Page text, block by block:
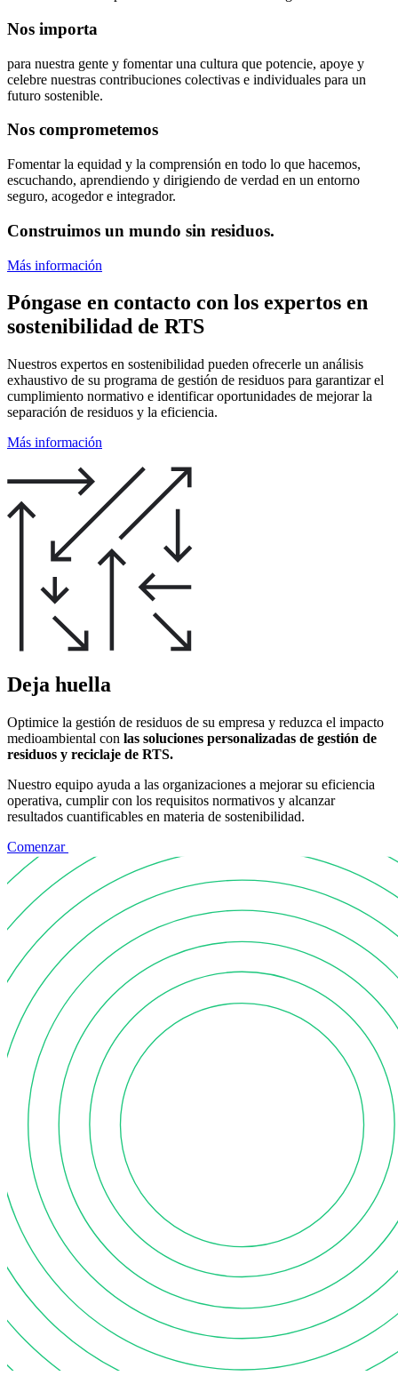
Nos importa
para nuestra gente y fomentar una cultura que potencie, apoye y
celebre nuestras contribuciones colectivas e individuales para un
futuro sostenible.
Nos comprometemos
Fomentar la equidad y la comprensión en todo lo que hacemos,
escuchando, aprendiendo y dirigiendo de verdad en un entorno
seguro, acogedor e integrador.
Construimos un mundo sin residuos.
Más información
Póngase en contacto con los expertos en
sostenibilidad de RTS
Nuestros expertos en sostenibilidad pueden ofrecerle un análisis
exhaustivo de su programa de gestión de residuos para garantizar el
cumplimiento normativo e identificar oportunidades de mejorar la
separación de residuos y la eficiencia.
Más información
Deja huella
Optimice la gestión de residuos de su empresa y reduzca el impacto
medioambiental con las soluciones personalizadas de gestión de
residuos y reciclaje de RTS.
Nuestro equipo ayuda a las organizaciones a mejorar su eficiencia
operativa, cumplir con los requisitos normativos y alcanzar
resultados cuantificables en materia de sostenibilidad.
Comenzar